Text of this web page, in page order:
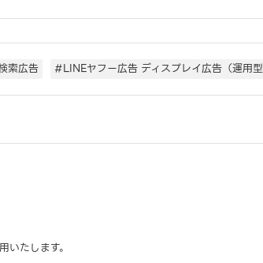
索広告 #LINEヤフー広告 ディスプレイ広告（運用型
たします。